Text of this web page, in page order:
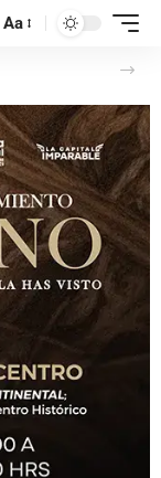
Aa